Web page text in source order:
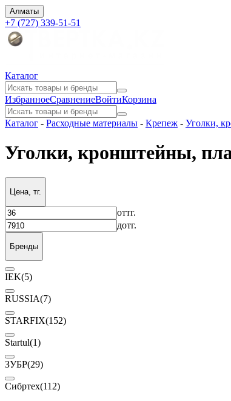
Алматы
+7 (727) 339-51-51
Каталог
ИзбранноеСравнениеВойтиКорзина
Каталог - Расходные материалы - Крепеж - Уголки,
Уголки, кронштейны,
Цена, тг.
оттг.
дотг.
Бренды
IEK(5)
RUSSIA(7)
STARFIX(152)
Startul(1)
ЗУБР(29)
Сибртех(112)